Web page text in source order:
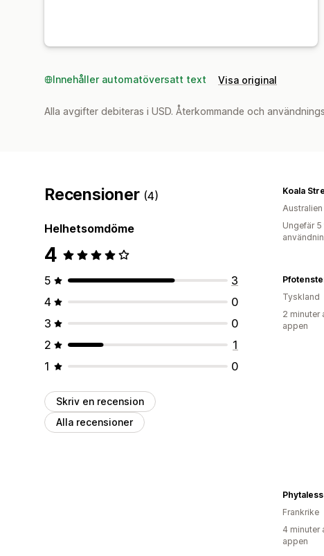
Innehåller automatöversatt text Visa original
Alla avgifter debiteras i USD. Återkommande och
Recensioner (4)
Helhetsomdöme
4
5
3
4
0
3
0
2
1
1
0
Skriv en recension
Alla recensioner
Koala
Australien
Ungefär
Tyskland
2 minuter
appen
Frankrike
4 minuter
appen